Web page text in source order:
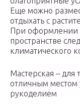
Еще можно
отдыхать с
При оформлении
пространстве
климатического
Мастерская – для
отличным местом
рукоделием